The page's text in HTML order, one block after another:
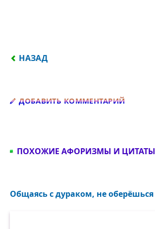
ПРЕДЫДУЩИЙ: ВЕЛИЧИЕ
НАЗАД
ДОБАВИТЬ КОММЕНТАРИЙ
ПОХОЖИЕ АФОРИЗМЫ И ЦИТАТЫ
Общаясь с дураком, не